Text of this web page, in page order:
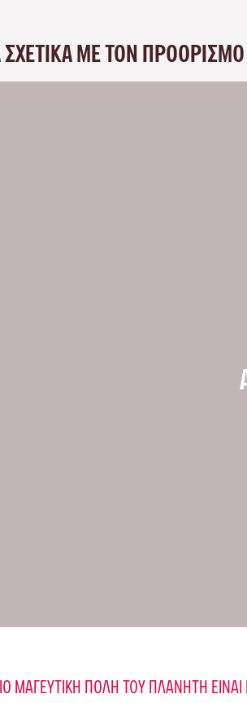
ΣΧΕΤΙΚΆ ΜΕ ΤΟΝ
ΜΑΓΕΥΤΙΚΉ ΠΌΛΗ ΤΟΥ ΠΛΑΝΉΤΗ ΕΊΝΑΙ